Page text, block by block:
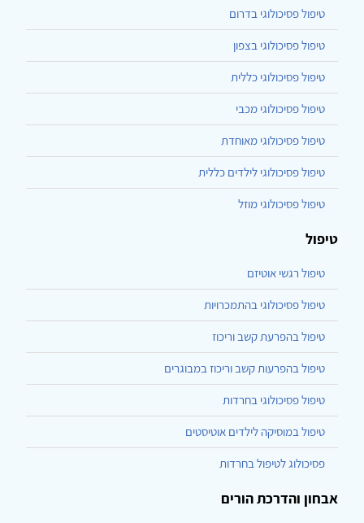
טיפול פסיכולוגי בדרום
טיפול פסיכולוגי בצפון
טיפול פסיכולוגי כללית
טיפול פסיכולוגי מכבי
טיפול פסיכולוגי מאוחדת
טיפול פסיכולוגי לילדים כללית
טיפול פסיכולוגי מוזל
טיפול
טיפול רגשי אוטיזם
טיפול פסיכולוגי בהתמכרויות
טיפול בהפרעת קשב וריכוז
טיפול בהפרעות קשב וריכוז במבוגרים
טיפול פסיכולוגי בחרדות
טיפול במוסיקה לילדים אוטיסטים
פסיכולוג לטיפול בחרדות
אבחון והדרכת הורים